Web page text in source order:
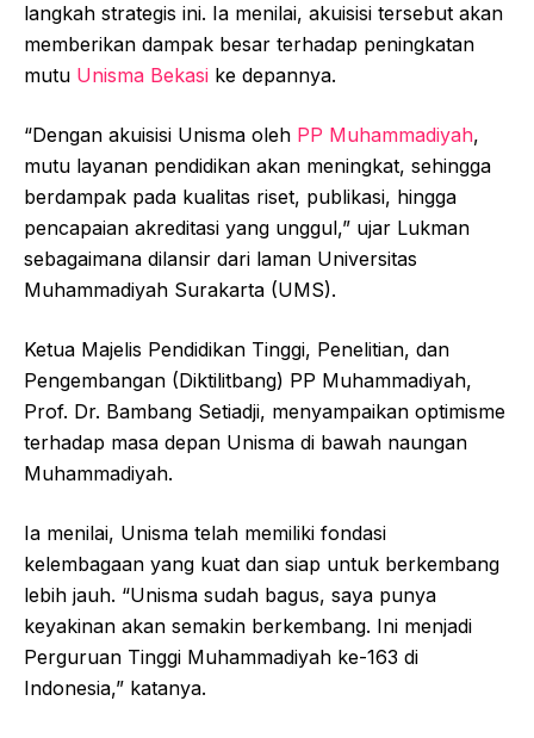
langkah strategis ini. Ia menilai, akuisisi tersebut akan
memberikan dampak besar terhadap peningkatan
mutu Unisma Bekasi ke depannya.
“Dengan akuisisi Unisma oleh PP Muhammadiyah,
mutu layanan pendidikan akan meningkat, sehingga
berdampak pada kualitas riset, publikasi, hingga
pencapaian akreditasi yang unggul,” ujar Lukman
sebagaimana dilansir dari laman Universitas
Muhammadiyah Surakarta (UMS).
Ketua Majelis Pendidikan Tinggi, Penelitian, dan
Pengembangan (Diktilitbang) PP Muhammadiyah,
Prof. Dr. Bambang Setiadji, menyampaikan optimisme
terhadap masa depan Unisma di bawah naungan
Muhammadiyah.
Ia menilai, Unisma telah memiliki fondasi
kelembagaan yang kuat dan siap untuk berkembang
lebih jauh. “Unisma sudah bagus, saya punya
keyakinan akan semakin berkembang. Ini menjadi
Perguruan Tinggi Muhammadiyah ke-163 di
Indonesia,” katanya.